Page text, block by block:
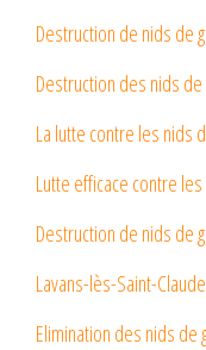
Destruction de nids de
Destruction des nids
La lutte contre les nids
Lutte efficace contre
Destruction de nids de
Lavans-lès-Saint-
Elimination des nids de